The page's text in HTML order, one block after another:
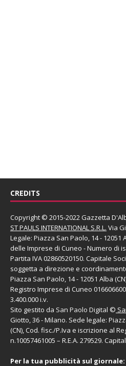
CREDITS
Copyright © 2015-2022 Gazzetta
ST PAULS INTERNATIONAL S.R.L. Via
Legale: Piazza San Paolo, 14 - 12051
delle Imprese di Cuneo - Numero di
Partita IVA 02860520150. Capitale
soggetta a direzione e
Piazza San Paolo, 14 - 12051 Alba
Registro Imprese di Cuneo
3.400.000 i.v.
Sito gestito da San Paolo Digital ©
Giotto, 36 - Milano. Sede legale:
(CN), Cod. fisc./P.Iva e iscrizione al
n.10057461005 – R.E.A. 279529.
Per la tua pubblicità sul giornale: